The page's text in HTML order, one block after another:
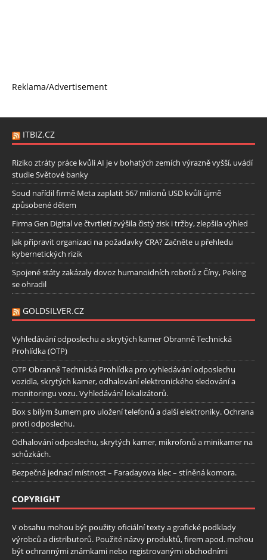
Reklama/Advertisement
ITBIZ.CZ
Riziko ztráty práce kvůli AI je v bohatých zemích výrazně vyšší, uvádí
studie Světové banky
Soud nařídil firmě Meta zaplatit 567 milionů USD kvůli újmě
způsobené dětem
Firma Gen Digital ve čtvrtletí zvýšila čistý zisk i tržby, zlepšila výhled
Jak připravit organizaci na požadavky CRA? Začněte u přehledu
kybernetických rizik
Spojené státy zakázaly dovoz humanoidních robotů z Číny, Peking
se ohradil
GOLDSILVER.CZ
Vyhledávání odposlechu a skrytých kamer Obranně Technická
Prohlídka (OTP)
OTP Obranně Technická Prohlídka pro vyhledávání odposlechu
vozidla, skrytých kamer, odhalování elektronického sledování a
monitoringu vozu. Vyhledávání lokalizátorů.
Box s bílým šumem pro uložení telefonů a další elektroniky. Ochrana
proti odposlechu.
Odhalování odposlechu, skrytých kamer, mikrofonů a minikamer na
schůzkách.
Bezpečná jednací místnost – Faradayova klec – stíněná komora.
COPYRIGHT
V obsahu mohou být použity oficiální texty a grafické podklady
výrobců a distributorů. Použité názvy produktů, firem apod. mohou
být ochrannými známkami nebo registrovanými obchodními